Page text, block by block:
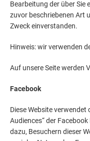
Bearbeitung der über Sie
zuvor beschriebenen Art
Zweck einverstanden.
Hinweis: wir verwenden
Auf unsere Seite werden
Facebook
Diese Website
Audiences“ der
dazu, Besuchern dieser